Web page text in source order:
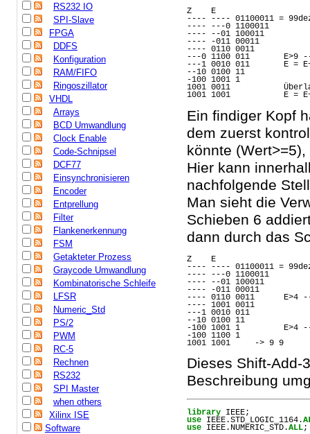
RS232 IO
SPI-Slave
FPGA
DDFS
Konfiguration
RAM/FIFO
Ringoszillator
VHDL
Arrays
BCD Umwandlung
Clock Enable
Code-Schnipsel
DCF77
Einsynchronisieren
Encoder
Entprellung
Filter
Flankenerkennung
FSM
Getakteter Prozess
Graycode Umwandlung
Kombinatorische Schleife
LFSR
Numeric_Std
PS/2
PWM
RC-5
Rechnen
RS232
SPI Master
when others
Xilinx ISE
Software
Z    E
---- ---- 01100011 =
---- ---0 1100011
---- --01 100011
---- -011 00011
---- 0110 0011
---0 1100 011       E>9
---1 0010 011       E =
--10 0100 11
-100 1001 1
1001 0011
1001 1001           E =
Ein findiger Kopf
dem zuerst
könnte
Hier kann
nachfolgende
Man sieht die
Schieben 6
dann durch das
Z    E
---- ---- 01100011 =
---- ---0 1100011
---- --01 100011
---- -011 00011
---- 0110 0011      E>4 --
---- 1001 0011
---1 0010 011
--10 0100 11
-100 1001 1         E>4 --
-100 1100 1
1001 1001     -> 9 9
Dieses Shift-Add-
Beschreibung
library IEEE;
use
IEEE.STD_LOGIC_1164.
use
IEEE. NUMERIC_STD.ALL;